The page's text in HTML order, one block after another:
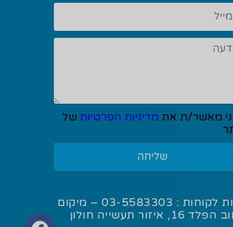
מאשר/ת את מדיניות הפרטיות של
שליחה
לקוחות : 03-5583303 – מיקום
16, איזור תעשייה חולון